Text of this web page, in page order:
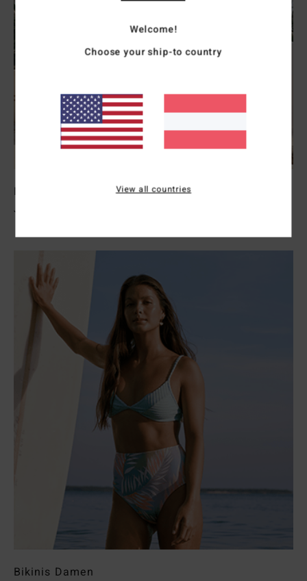
Neoprenanzüge Damen
Jetzt Entdecken
Bikinis Damen
Welcome!
Choose your ship-to country
View all countries